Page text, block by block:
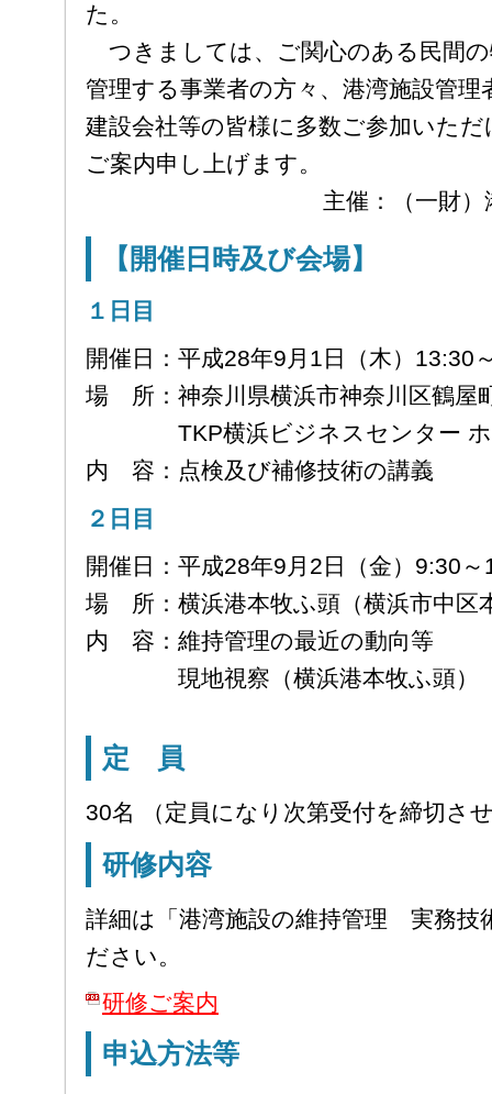
た。
つきましては、ご関心のある民間
管理する事業者の方々、港湾施設管
建設会社等の皆様に多数ご参加いた
ご案内申し上げます。
主催：（一財
【開催日時及び会場】
１日目
開催日：平成28年9月1日（木）13:30
場 所：神奈川県横浜市神奈川区鶴屋
TKP横浜ビジネスセンター ホ
内 容：点検及び補修技術の講義
２日目
開催日：平成28年9月2日（金）9:30～
場 所：横浜港本牧ふ頭（横浜市中区
内 容：維持管理の最近の動向等
現地視察（横浜港本牧ふ頭）
定 員
30名 （定員になり次第受付を締切さ
研修内容
詳細は「港湾施設の維持管理 実務技
ださい。
研修ご案内
申込方法等